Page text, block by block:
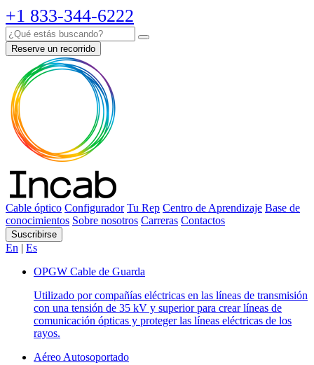
+1 833-344-6222
Reserve un recorrido
Cable óptico Configurador Tu Rep Centro de Aprendizaje Base de
conocimientos Sobre nosotros Carreras Contactos
Suscribirse
En | Es
OPGW Cable de Guarda
Utilizado por compañías eléctricas en las líneas de transmisión
con una tensión de 35 kV y superior para crear líneas de
comunicación ópticas y proteger las líneas eléctricas de los
rayos.
Aéreo Autosoportado